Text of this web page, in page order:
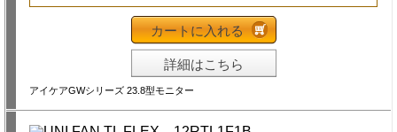
カートに入れる
詳細はこちら
アイケアGWシリーズ 23.8型モニター